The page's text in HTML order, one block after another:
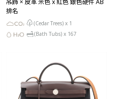
吊飾 × 皮革 米色 x 紅色 銀色硬件 AB
排名
(Cedar Trees) x 1
(Bath Tubs) x 167